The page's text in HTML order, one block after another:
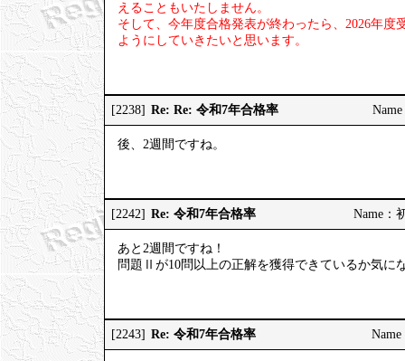
えることもいたしません。
そして、今年度合格発表が終わったら、2026年
ようにしていきたいと思います。
[2238] Re: Re: 令和7年合格率
後、2週間ですね。
[2242] Re: 令和7年合格率 Name：
あと2週間ですね！
問題Ⅱが10問以上の正解を獲得できているか気に
[2243] Re: 令和7年合格率